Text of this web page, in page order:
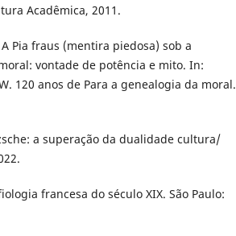
Acadêmica, 2011.
A Pia fraus (mentira piedosa) sob a
vontade de potência e mito. In:
W. 120 anos de Para a genealogia da moral.
a superação da dualidade cultura/
francesa do século XIX. São Paulo: